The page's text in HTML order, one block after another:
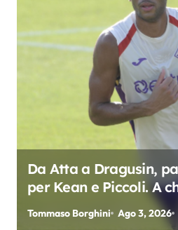
Da Atta a Dragusin,
per Kean e Piccoli. A
oscar del
Tommaso Borghini Ago 3, 2026